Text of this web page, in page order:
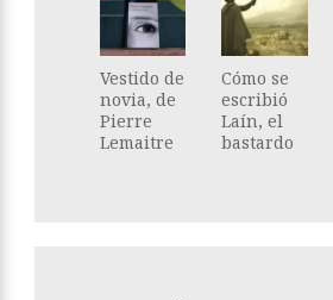
Vestido de
novia, de
Pierre
Lemaitre
Cómo se
escribió
Laín, el
bastardo